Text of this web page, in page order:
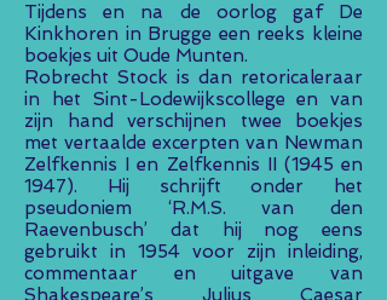
Tijdens en na de oorlog gaf De
Kinkhoren in Brugge een reeks kleine
boekjes uit Oude Munten.
Robrecht Stock is dan retoricaleraar
in het Sint-Lodewijkscollege en van
zijn hand verschijnen twee boekjes
met vertaalde excerpten van Newman
Zelfkennis I en Zelfkennis II (1945 en
1947). Hij schrijft onder het
pseudoniem ‘R.M.S. van den
Raevenbusch’ dat hij nog eens
gebruikt in 1954 voor zijn inleiding,
commentaar en uitgave van
Shakespeare’s Julius Caesar